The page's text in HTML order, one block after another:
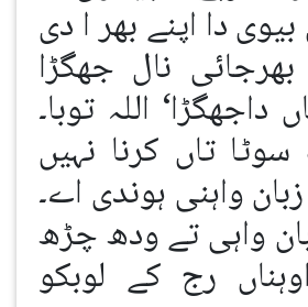
دا اپنے بھر ا دی
نال جھگڑا
داجھگڑا‘ اللہ توبا۔
سوٹا تاں کرنا نہیں
واہنی ہوندی اے۔
واہی تے ودھ چڑھ
رج کے لوبکو